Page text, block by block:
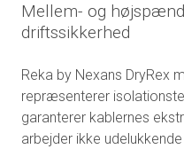
Mellem- og
driftssikkerhed
Reka by Nexans DryRex
repræsenterer
garanterer kablernes
arbejder ikke